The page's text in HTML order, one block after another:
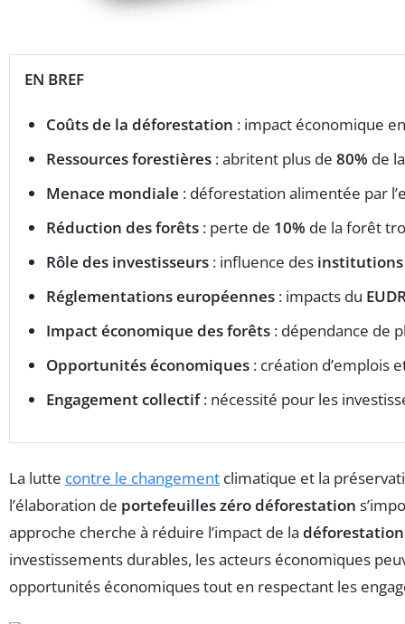
EN BREF
Coûts de la déforestation : impact économique
Ressources forestières : abritent plus de 80% de
Menace mondiale : déforestation alimentée par
Réduction des forêts : perte de 10% de la forêt
Rôle des investisseurs : influence des
Réglementations européennes : impacts du
Impact économique des forêts : dépendance de
Opportunités économiques : création d’emplois
Engagement collectif: nécessité pour les
La lutte contre le changement climatique et la
l’élaboration de portefeuilles zéro déforestation
approche cherche à réduire l’impact de la déforestation
investissements durables, les acteurs économiques
opportunités économiques tout en respectant les